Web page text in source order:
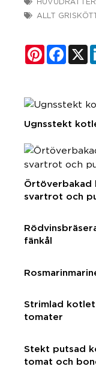
ALLT
Pinterest X
Ugnsstekt
Örtöverbakad
svartrot och
fänkål
Strimlad
tomater
Stekt putsad
tomat och